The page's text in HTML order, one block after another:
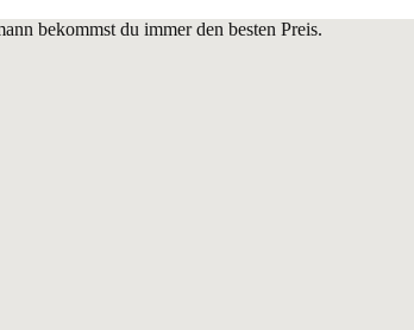
bekommst du immer den besten Preis.